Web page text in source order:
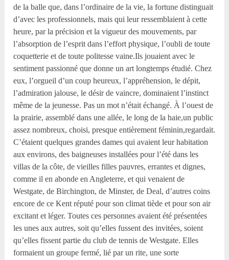
de la balle que, dans l’ordinaire de la vie, la fortune distinguait
d’avec les professionnels, mais qui leur ressemblaient à cette
heure, par la précision et la vigueur des mouvements, par
l’absorption de l’esprit dans l’effort physique, l’oubli de toute
coquetterie et de toute politesse vaine.Ils jouaient avec le
sentiment passionné que donne un art longtemps étudié. Chez
eux, l’orgueil d’un coup heureux, l’appréhension, le dépit,
l’admiration jalouse, le désir de vaincre, dominaient l’instinct
même de la jeunesse. Pas un mot n’était échangé. À l’ouest de
la prairie, assemblé dans une allée, le long de la haie,un public
assez nombreux, choisi, presque entièrement féminin,regardait.
C’étaient quelques grandes dames qui avaient leur habitation
aux environs, des baigneuses installées pour l’été dans les
villas de la côte, de vieilles filles pauvres, errantes et dignes,
comme il en abonde en Angleterre, et qui venaient de
Westgate, de Birchington, de Minster, de Deal, d’autres coins
encore de ce Kent réputé pour son climat tiède et pour son air
excitant et léger. Toutes ces personnes avaient été présentées
les unes aux autres, soit qu’elles fussent des invitées, soient
qu’elles fissent partie du club de tennis de Westgate. Elles
formaient un groupe fermé, lié par un rite, une sorte